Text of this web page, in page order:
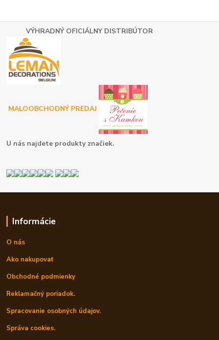
VÝHRADNÝ OFICIÁLNY DISTRIBÚTOR
MALOOBCHODNÝ PREDAJ
U nás najdete produkty značiek.
Informácie
O nás
Ako nakupovať
Obchodné podmienky
Reklamačný poriadok.
Spracovanie osobných údajov.
Správa cookies.